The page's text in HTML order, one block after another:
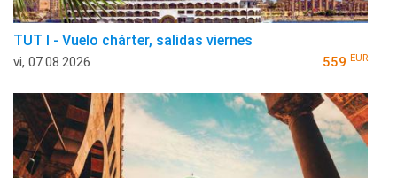
TUT I - Vuelo chárter, salidas viernes
vi, 07.08.2026 559 EUR